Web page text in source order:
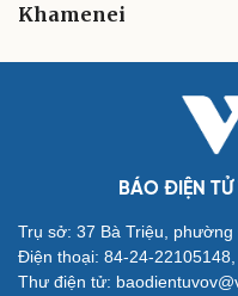
Khamenei
BÁO ĐIỆN TỬ
Trụ sở: 37 Bà Triệu,
Điện thoại: 84-24-
Thư điện tử: